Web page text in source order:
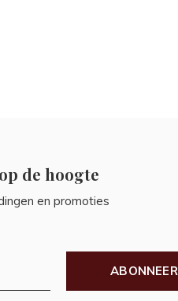
de hoogte
en promoties
ABONNEER